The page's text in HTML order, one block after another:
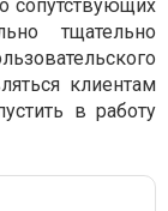
сопутствующих
тщательно
клиентам
в работу